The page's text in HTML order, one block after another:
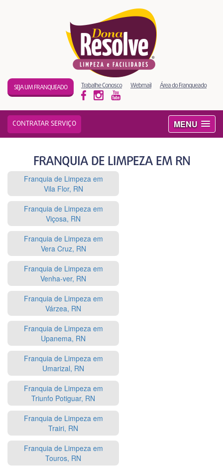
MENU
SEJA UM FRANQUEADO Trabalhe Conosco Webmail Área do Franqueado
CONTRATAR SERVIÇO
FRANQUIA DE LIMPEZA EM RN
Franquia de Limpeza em
Vila Flor, RN
Franquia de Limpeza em
Viçosa, RN
Franquia de Limpeza em
Vera Cruz, RN
Franquia de Limpeza em
Venha-ver, RN
Franquia de Limpeza em
Várzea, RN
Franquia de Limpeza em
Upanema, RN
Franquia de Limpeza em
Umarizal, RN
Franquia de Limpeza em
Triunfo Potiguar, RN
Franquia de Limpeza em
Trairi, RN
Franquia de Limpeza em
Touros, RN